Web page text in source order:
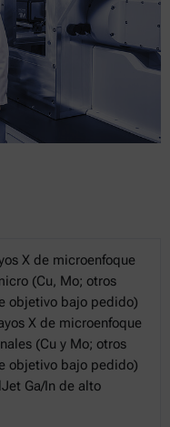
X de microenfoque
(Cu, Mo; otros
objetivo bajo pedido)
X de microenfoque
(Cu y Mo; otros
objetivo bajo pedido)
Ga/In de alto